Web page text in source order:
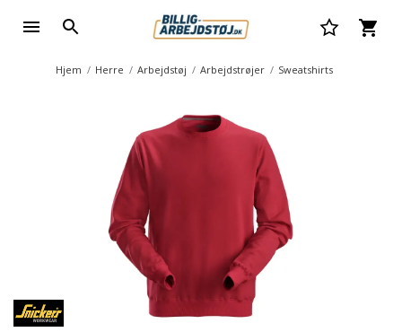
Hjem Herre Arbejdstøj Arbejdstrøjer Sweatshirts